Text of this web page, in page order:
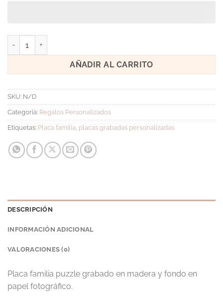
AÑADIR AL CARRITO
SKU: N/D
Categoría: Regalos Personalizados
Etiquetas: Placa familia placas grabadas personalizadas
DESCRIPCIÓN
INFORMACIÓN ADICIONAL
VALORACIONES (0)
Placa familia puzzle grabado en madera y fondo en
papel fotográfico.